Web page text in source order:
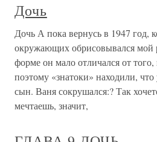
Дочь
Дочь А пока вернусь в 1947 год,
окружающих обрисовывался
форме он мало отличался от
поэтому «знатоки» находили,
сын. Ваня сокрушался:? Так
мечтаешь, значит,